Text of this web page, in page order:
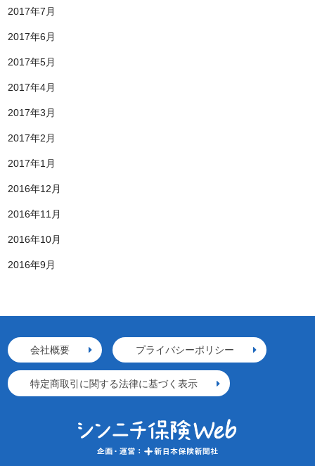
2017年7月
2017年6月
2017年5月
2017年4月
2017年3月
2017年2月
2017年1月
2016年12月
2016年11月
2016年10月
2016年9月
会社概要 プライバシーポリシー
特定商取引に関する法律に基づく表示